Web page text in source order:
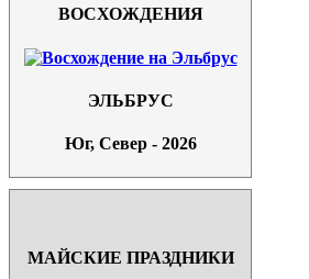
ВОСХОЖДЕНИЯ
ЭЛЬБРУС
Юг, Север - 2026
МАЙСКИЕ ПРАЗДНИКИ